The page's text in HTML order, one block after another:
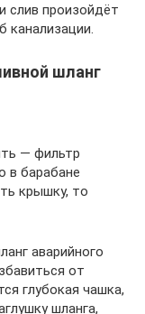
слив произойдёт
канализации.
шланг
— фильтр
в барабане
крышку, то
аварийного
от
глубокая чашка,
шланга,